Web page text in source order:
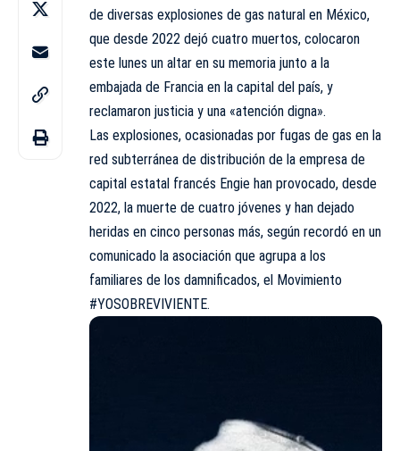
de diversas explosiones de gas natural en México,
que desde 2022 dejó cuatro muertos, colocaron
este lunes un altar en su memoria junto a la
embajada de Francia en la capital del país, y
reclamaron justicia y una «atención digna».
Las explosiones, ocasionadas por fugas de gas en la
red subterránea de distribución de la empresa de
capital estatal francés Engie han provocado, desde
2022, la muerte de cuatro jóvenes y han dejado
heridas en cinco personas más, según recordó en un
comunicado la asociación que agrupa a los
familiares de los damnificados, el Movimiento
#YOSOBREVIVIENTE.